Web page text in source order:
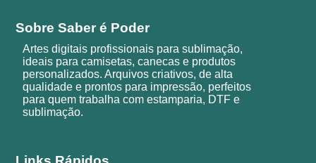
Sobre Saber é Poder
Artes digitais profissionais para sublimação,
ideais para camisetas, canecas e produtos
personalizados. Arquivos criativos, de alta
qualidade e prontos para impressão, perfeitos
para quem trabalha com estamparia, DTF e
sublimação.